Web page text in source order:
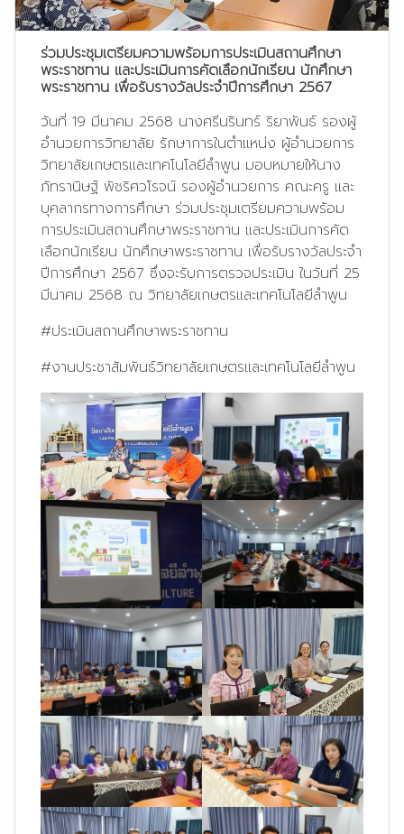
ร่วมประชุมเตรียมความพร้อมการประเมินสถานศึกษา
พระราชทาน และประเมินการคัดเลือกนักเรียน นักศึกษา
พระราชทาน เพื่อรับรางวัลประจำปีการศึกษา 2567
วันที่ 19 มีนาคม 2568 นางศรีนรินทร์ ริยาพันธ์ รองผู้
อำนวยการวิทยาลัย รักษาการในตำแหน่ง ผู้อำนวยการ
วิทยาลัยเกษตรและเทคโนโลยีลำพูน มอบหมายให้นาง
ภัทรานิษฐ์ พัชริศวโรจน์ รองผู้อำนวยการ คณะครู และ
บุคลากรทางการศึกษา ร่วมประชุมเตรียมความพร้อม
การประเมินสถานศึกษาพระราชทาน และประเมินการคัด
เลือกนักเรียน นักศึกษาพระราชทาน เพื่อรับรางวัลประจำ
ปีการศึกษา 2567 ซึ่งจะรับการตรวจประเมิน ในวันที่ 25
มีนาคม 2568 ณ วิทยาลัยเกษตรและเทคโนโลยีลำพูน
#ประเมินสถานศึกษาพระราชทาน
#งานประชาสัมพันธ์วิทยาลัยเกษตรและเทคโนโลยีลำพูน